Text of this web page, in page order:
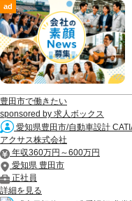
ad
豊田市で働きたい
sponsored by 求人ボックス
愛知県豊田市/自動車設計
アクサス株式会社
年収360万円～600万円
愛知県 豊田市
正社員
詳細を見る